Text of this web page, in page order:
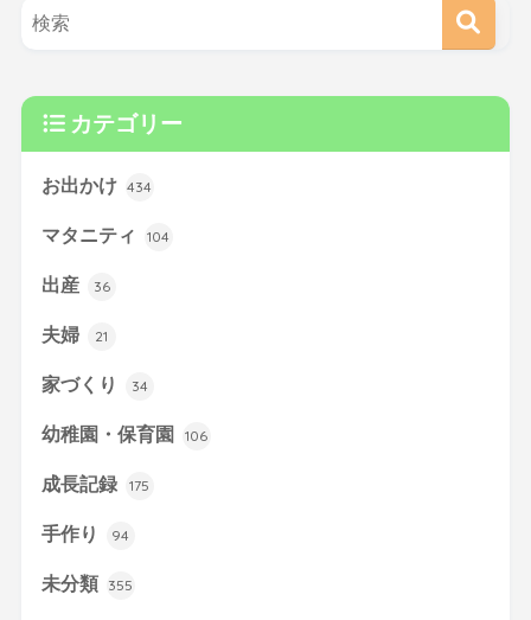
カテゴリー
お出かけ 434
マタニティ 104
出産 36
夫婦 21
家づくり 34
幼稚園・保育園 106
成長記録 175
手作り 94
未分類 355